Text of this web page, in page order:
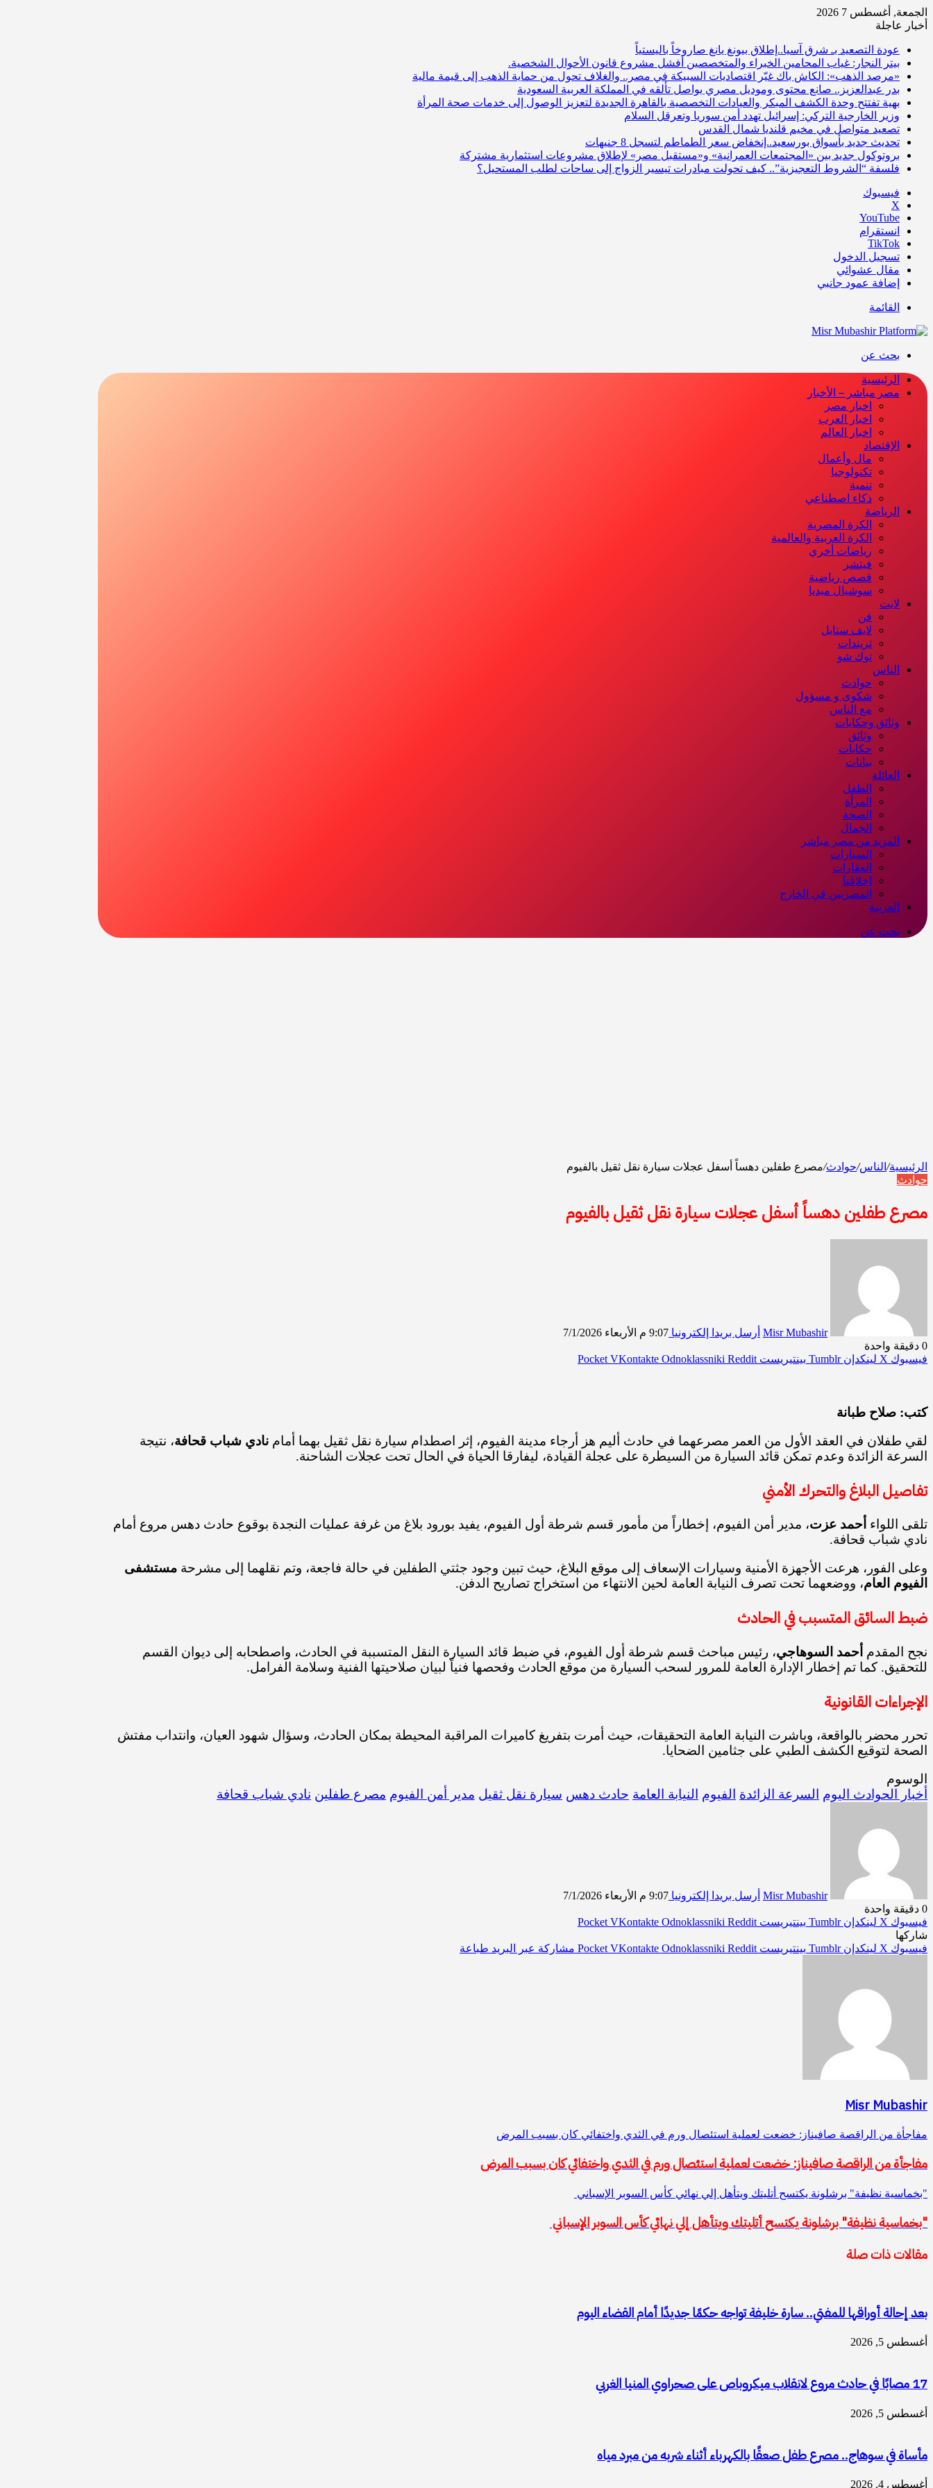
الجمعة, أغسطس 7 2026
أخبار عاجلة
عودة التصعيد بـ شرق آسيا..إطلاق بيونغ يانغ صاروخاً باليستياً
بيتر النجار: غياب المحامين الخبراء والمتخصصين أفشل مشروع قانون الأحوال الشخصية.
«مرصد الذهب»: الكاش باك غيّر اقتصاديات السبيكة في مصر.. والغلاف تحول من حماية الذهب إلى قيمة مالية
بدر عبدالعزيز.. صانع محتوى وموديل مصري يواصل تألقه في المملكة العربية السعودية
بهية تفتتح وحدة الكشف المبكر والعيادات التخصصية بالقاهرة الجديدة لتعزيز الوصول إلى خدمات صحة المرأة
وزير الخارجية التركي: إسرائيل تهدد أمن سوريا وتعرقل السلام
تصعيد متواصل في مخيم قلنديا شمال القدس
تحديث جديد بأسواق بورسعيد..إنخفاض سعر الطماطم لتسجل 8 جنيهات
بروتوكول جديد بين «المجتمعات العمرانية» و«مستقبل مصر» لإطلاق مشروعات استثمارية مشتركة
فلسفة “الشروط التعجيزية”.. كيف تحولت مبادرات تيسير الزواج إلى ساحات لطلب المستحيل؟
فيسبوك
‫X
‫YouTube
انستقرام
‫TikTok
تسجيل الدخول
مقال عشوائي
إضافة عمود جانبي
القائمة
بحث عن
الرئيسية
مصر مباشر – الأخبار
اخبار مصر
اخبار العرب
اخبار العالم
الإقتصاد
مال وأعمال
تكنولوجيا
تنمية
ذكاء اصطناعي
الرياضة
الكرة المصرية
الكرة العربية والعالمية
رياضات أخري
فيتشر
قصص رياضية
سوشيال ميديا
لايت
فن
لايف ستايل
تريندات
توك شو
الناس
حوادث
شكوى و مسؤول
مع الناس
وثائق وحكايات
وثائق
حكايات
بيانات
العائلة
الطفل
المرأة
الصحة
الجمال
المزيد من مصر مباشر
السيارات
العقارات
اخلاقنا
المصريين في الخارج
العربية
بحث عن
الرئيسية/ الناس/حوادث/مصرع طفلين دهساً أسفل عجلات سيارة نقل ثقيل بالفيوم
حوادث
مصرع طفلين دهساً أسفل عجلات سيارة نقل ثقيل بالفيوم
Misr Mubashir أرسل بريدا إلكترونيا 9:07 م الأربعاء 7/1/2026
0 دقيقة واحدة
فيسبوك ‫X لينكدإن بينتيريست Odnoklassniki
‫Pocket
كتب: صلاح طبانة
​لقي طفلان في العقد الأول من العمر مصرعهما في حادث أليم هز أرجاء مدينة الفيوم، إثر اصطدام سيارة نقل ثقيل بهما أمام نادي شباب قحافة، نتيجة
السرعة الزائدة وعدم تمكن قائد السيارة من السيطرة على عجلة القيادة، ليفارقا الحياة في الحال تحت عجلات الشاحنة.
​تفاصيل البلاغ والتحرك الأمني
​تلقى اللواء أحمد عزت، مدير أمن الفيوم، إخطاراً من مأمور قسم شرطة أول الفيوم، يفيد بورود بلاغ من غرفة عمليات النجدة بوقوع حادث دهس مروع أمام
نادي شباب قحافة.
​وعلى الفور، هرعت الأجهزة الأمنية وسيارات الإسعاف إلى موقع البلاغ، حيث تبين وجود جثتي الطفلين في حالة فاجعة، وتم نقلهما إلى مشرحة مستشفى
الفيوم العام، ووضعهما تحت تصرف النيابة العامة لحين الانتهاء من استخراج تصاريح الدفن.
​ضبط السائق المتسبب في الحادث
​نجح المقدم أحمد السوهاجي، رئيس مباحث قسم شرطة أول الفيوم، في ضبط قائد السيارة النقل المتسببة في الحادث، واصطحابه إلى ديوان القسم
للتحقيق. كما تم إخطار الإدارة العامة للمرور لسحب السيارة من موقع الحادث وفحصها فنياً لبيان صلاحيتها الفنية وسلامة الفرامل.
​الإجراءات القانونية
​تحرر محضر بالواقعة، وباشرت النيابة العامة التحقيقات، حيث أمرت بتفريغ كاميرات المراقبة المحيطة بمكان الحادث، وسؤال شهود العيان، وانتداب مفتش
الصحة لتوقيع الكشف الطبي على جثامين الضحايا.
الوسوم
أخبار الحوادث اليوم
السرعة الزائدة الفيوم النيابة العامة حادث دهس سيارة نقل ثقيل مدير أمن الفيوم مصرع طفلين نادي شباب قحافة
Misr Mubashir أرسل بريدا إلكترونيا 9:07 م الأربعاء 7/1/2026
0 دقيقة واحدة
فيسبوك ‫X لينكدإن بينتيريست Odnoklassniki
‫Pocket
شاركها
فيسبوك ‫X لينكدإن بينتيريست Odnoklassniki
‫Pocket مشاركة عبر البريد طباعة
Misr Mubashir
مفاجأة من الراقصة صافيناز: خضعت لعملية استئصال ورم في الثدي واختفائي كان بسبب المرض
مفاجأة من الراقصة صافيناز: خضعت لعملية استئصال ورم في الثدي واختفائي كان بسبب المرض
"بخماسية نظيفة" برشلونة يكتسح أتليتك ويتأهل إلي نهائي كأس السوبر الإسباني
"بخماسية نظيفة" برشلونة يكتسح أتليتك ويتأهل إلي نهائي كأس السوبر الإسباني
مقالات ذات صلة
بعد إحالة أوراقها للمفتي.. سارة خليفة تواجه حكمًا جديدًا أمام القضاء اليوم
أغسطس 5, 2026
17 مصابًا في حادث مروع لانقلاب ميكروباص على صحراوي المنيا الغربي
أغسطس 5, 2026
مأساة في سوهاج.. مصرع طفل صعقًا بالكهرباء أثناء شربه من مبرد مياه
أغسطس 4, 2026